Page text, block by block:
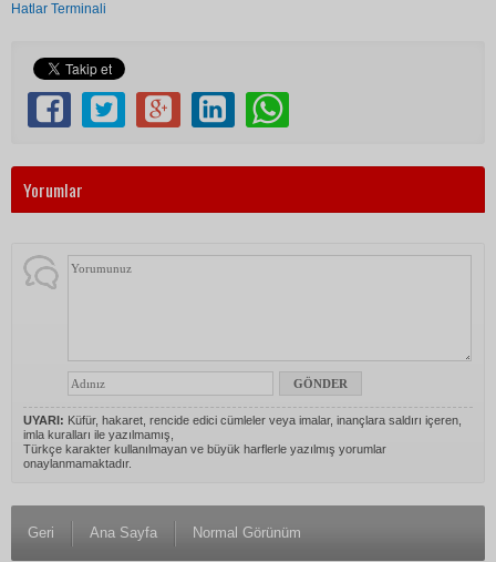
Hatlar Terminali
Yorumlar
UYARI: Küfür, hakaret, rencide edici cümleler veya imalar, inançlara saldırı içeren,
imla kuralları ile yazılmamış,
Türkçe karakter kullanılmayan ve büyük harflerle yazılmış yorumlar
onaylanmamaktadır.
Geri Ana Sayfa Normal Görünüm